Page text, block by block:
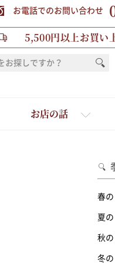
お電話でのお問い合わせ
5,500円以上お買い
お店の話
春
夏
秋
冬